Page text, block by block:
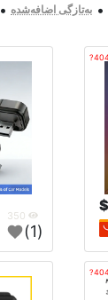
• به‌تازگی اضافه‌شده •
(1)